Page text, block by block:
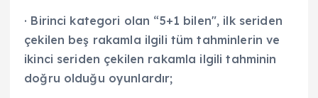
· Birinci kategori olan “5+1 bilen", ilk seriden
çekilen beş rakamla ilgili tüm tahminlerin ve
ikinci seriden çekilen rakamla ilgili tahminin
doğru olduğu oyunlardır;